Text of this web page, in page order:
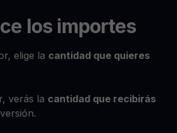
los importes
elige la cantidad que quieres
verás la cantidad que recibirás